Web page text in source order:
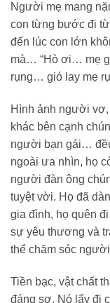
Người mẹ mang
con từng bước đi
đến lúc con lớn
mà… “Hò ơi… mẹ
rụng… gió lay mẹ
Hình ảnh người
khác bên cạnh
người bạn gái…
ngoài ưa nhìn, họ
người đàn ông
tuyệt vời. Họ đã
gia đình, họ quên
sự yêu thương và
thể chăm sóc
Tiền bạc, vật chất
đáng sợ. Nó lấy đi